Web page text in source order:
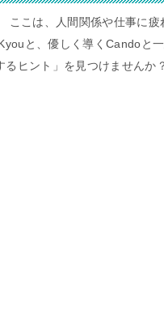
ここは、人間関係や仕事に
と、優しく導くCandoと
ヒント」を見つけませんか